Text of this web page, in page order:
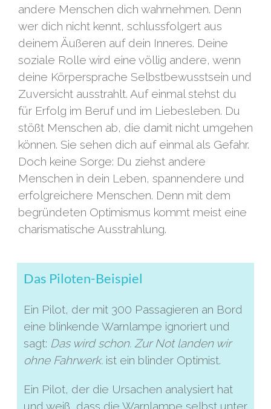
andere Menschen dich wahrnehmen. Denn
wer dich nicht kennt, schlussfolgert aus
deinem Äußeren auf dein Inneres. Deine
soziale Rolle wird eine völlig andere, wenn
deine Körpersprache Selbstbewusstsein und
Zuversicht ausstrahlt. Auf einmal stehst du
für Erfolg im Beruf und im Liebesleben. Du
stößt Menschen ab, die damit nicht umgehen
können. Sie sehen dich auf einmal als Gefahr.
Doch keine Sorge: Du ziehst andere
Menschen in dein Leben, spannendere und
erfolgreichere Menschen. Denn mit dem
begründeten Optimismus kommt meist eine
charismatische Ausstrahlung.
Das Piloten-Beispiel
Ein Pilot, der mit 300 Passagieren an Bord
eine blinkende Warnlampe ignoriert und
sagt: Das wird schon. Zur Not landen wir
ohne Fahrwerk. ist ein blinder Optimist.
Ein Pilot, der die Ursachen analysiert hat
und weiß, dass die Warnlampe selbst unter